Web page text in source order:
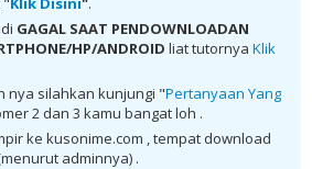
Subtitle Indonesia anime batch, donwload
Subtitle Indonesia sub indo, donwload
Subtitle Indonesia , donwload Coquelicot-
batch sub indo , download anime
Subtitle Indonesia , anime Coquelicot-zaka
, download anime mp4 , mkv , 3gp sub indo
, download anime sub indo Coquelicot-
GAGAL SAAT PENDOWNLOADAN
HP/ANDROID liat tutornya Klik
nya silahkan kunjungi "Pertanyaan Yang
2 dan 3 kamu bangat loh .
ke kusonime.com , tempat download
adminnya) .